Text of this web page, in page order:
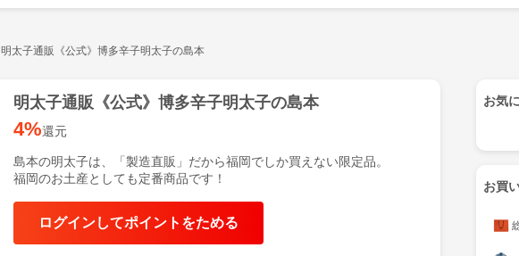
明太子通販《公式》博多辛子明太子の島本
明太子通販《公式》博多辛子明太子の島本
4%還元
島本の明太子は、「製造直販」だから福岡でしか買えない限定品。
福岡のお土産としても定番商品です！
ログインしてポイントをためる
お気
お買